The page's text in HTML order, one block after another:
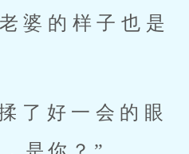
婆的样子也是